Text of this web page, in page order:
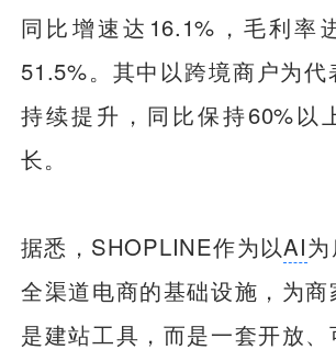
同比增速达16.1%，毛利率
51.5%。其中以跨境商户为代
持续提升，同比保持60%以
长。
据悉，SHOPLINE作为以AI
全渠道电商的基础设施，为
是建站工具，而是一套开放